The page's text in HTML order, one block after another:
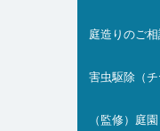
庭造りのご
害虫駆除（チ
（監修）庭